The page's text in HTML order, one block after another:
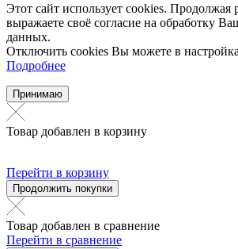
Этот сайт использует cookies. Продолжая
выражаете своё согласие на обработку
данных.
Отключить cookies Вы можете в
Подробнее
Принимаю
Товар добавлен в корзину
Перейти в корзину
Продолжить покупки
Товар добавлен в сравнение
Перейти в сравнение